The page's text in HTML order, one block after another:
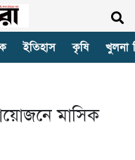
ইতিহাস কৃষি খুলনা
মাসিক